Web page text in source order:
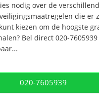
nodig over de
die er
kiezen om de hoogste
Bel direct 020-
020-7605939